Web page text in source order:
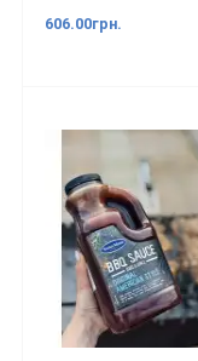
606.00грн.